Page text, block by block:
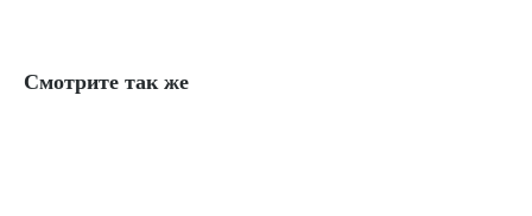
Смотрите так же